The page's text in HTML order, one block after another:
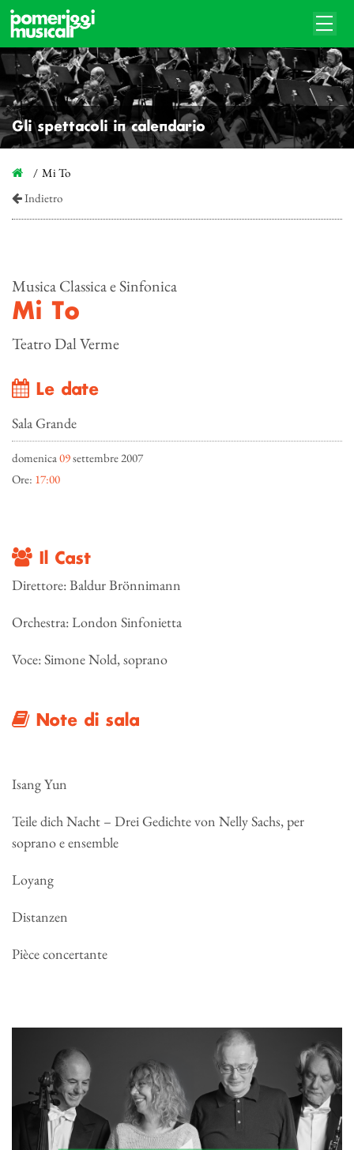
Gli spettacoli in calendario
Mi To
Indietro
Musica Classica e Sinfonica
Mi To
Teatro Dal Verme
Le date
Sala Grande
domenica09settembre 2007
Ore: 17:00
Il Cast
Direttore: Baldur Brönnimann
Orchestra: London Sinfonietta
Voce: Simone Nold, soprano
Note di sala
Isang Yun
Teile dich Nacht – Drei Gedichte von Nelly Sachs, per
soprano e ensemble
Loyang
Distanzen
Pièce concertante